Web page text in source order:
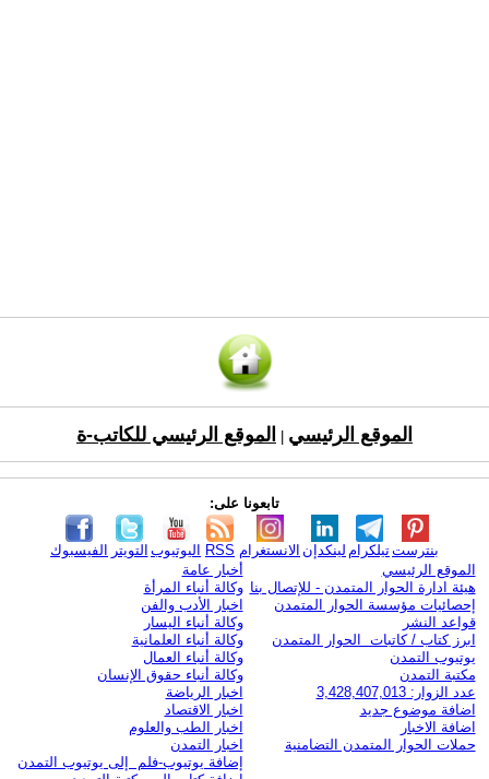
الموقع الرئيسي الموقع الرئيسي للكاتب-ة
تابعونا على:
الفيسبوك التويتر اليوتيوب RSS الانستغرام لينكدإن تيلكرامبنترست
الموقع الرئيسي
هيئة ادارة الحوار المتمدن - للإتصال بنا
إحصائيات مؤسسة الحوار المتمدن
قواعد النشر
ابرز كتاب / كاتبات الحوار المتمدن
يوتيوب التمدن
مكتبة التمدن
عدد الزوار: 3,428,407,013
اضافة موضوع جديد
اضافة الاخبار
حملات الحوار المتمدن التضامنية
أخبار عامة
وكالة أنباء المرأة
اخبار الأدب والفن
وكالة أنباء اليسار
وكالة أنباء العلمانية
وكالة أنباء العمال
وكالة أنباء حقوق الإنسان
اخبار الرياضة
اخبار الاقتصاد
اخبار الطب والعلوم
اخبار التمدن
إضافة يوتيوب-فلم إلى يوتيوب التمدن